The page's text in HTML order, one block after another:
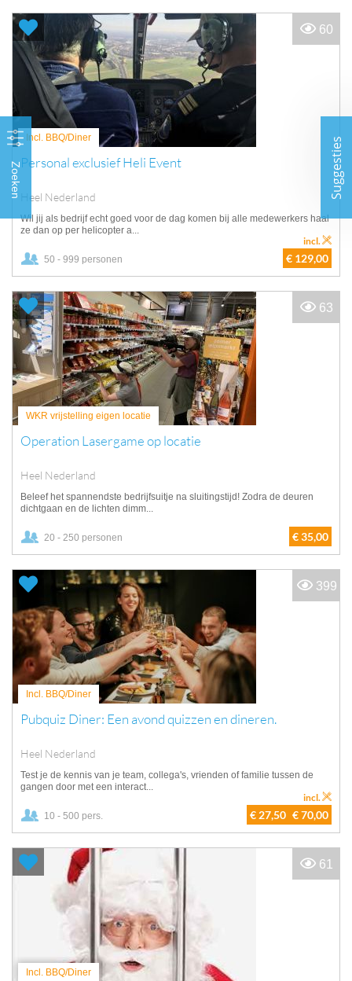
Zoeken
Incl. BBQ/Diner
Personal exclusief Heli Event
Heel Nederland
Wil jij als bedrijf echt goed voor de dag komen bij alle medewerkers haal
ze dan op per helicopter a...
50 - 999 personen € 129,00
incl.
60
WKR vrijstelling eigen locatie
Operation Lasergame op locatie
Heel Nederland
Beleef het spannendste bedrijfsuitje na sluitingstijd! Zodra de deuren
dichtgaan en de lichten dimm...
20 - 250 personen € 35,00
63
Incl. BBQ/Diner
Pubquiz Diner: Een avond quizzen en dineren.
Heel Nederland
Test je de kennis van je team, collega's, vrienden of familie tussen de
gangen door met een interact...
10 - 500 pers. € 27,50 € 70,00
incl.
399
Incl. BBQ/Diner
61
Suggesties